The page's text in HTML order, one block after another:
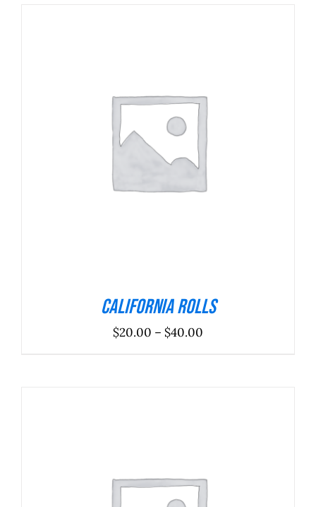
VER OPÇÕES DETALHES
California Rolls
$20.00 – $40.00